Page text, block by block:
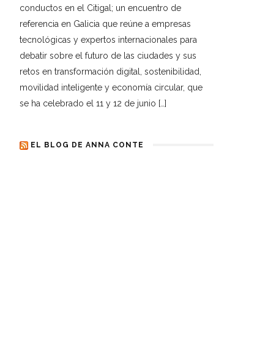
conductos en el Citigal; un encuentro de
referencia en Galicia que reúne a empresas
tecnológicas y expertos internacionales para
debatir sobre el futuro de las ciudades y sus
retos en transformación digital, sostenibilidad,
movilidad inteligente y economía circular, que
se ha celebrado el 11 y 12 de junio […]
EL BLOG DE ANNA CONTE